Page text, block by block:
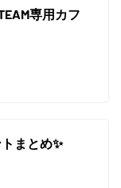
専用カフ
まとめ✨